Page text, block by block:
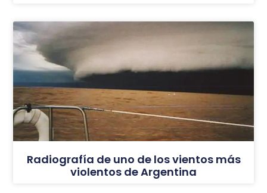
Radiografía de uno de los vientos más
violentos de Argentina